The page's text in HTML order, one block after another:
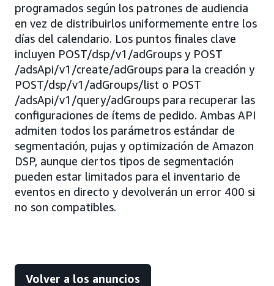
programados según los patrones de audiencia
en vez de distribuirlos uniformemente entre los
días del calendario. Los puntos finales clave
incluyen POST/dsp/v1/adGroups y POST
/adsApi/v1/create/adGroups para la creación y
POST/dsp/v1/adGroups/list o POST
/adsApi/v1/query/adGroups para recuperar las
configuraciones de ítems de pedido. Ambas API
admiten todos los parámetros estándar de
segmentación, pujas y optimización de Amazon
DSP, aunque ciertos tipos de segmentación
pueden estar limitados para el inventario de
eventos en directo y devolverán un error 400 si
no son compatibles.
Volver a los anuncios